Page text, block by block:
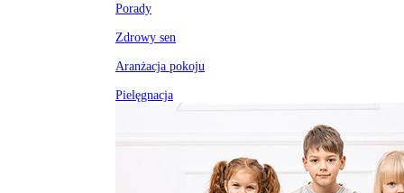
Porady
Zdrowy sen
Aranżacja pokoju
Pielęgnacja